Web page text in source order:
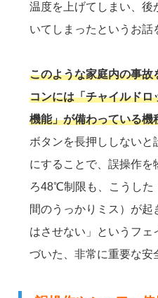
温度を上げてしまい、後
いてしまったというお話
このような家庭内の事故
コンには「チャイルドロ
機能」が備わっている機
ボタンを長押ししないと
にすることで、誤操作を
ろ48℃制限も、こうした
間のうっかりミス）が起
はさせない」というフェ
づいた、非常に重要な安